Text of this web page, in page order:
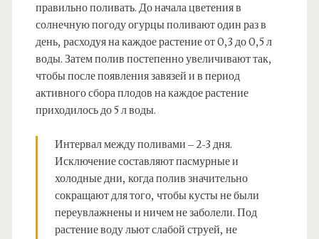
правильно поливать. До начала цветения в
солнечную погоду огурцы поливают один раз в
день, расходуя на каждое растение от 0,3 до 0,5 л
воды. Затем полив постепенно увеличивают так,
чтобы после появления завязей и в период
активного сбора плодов на каждое растение
приходилось до 5 л воды.
Интервал между поливами – 2-3 дня.
Исключение составляют пасмурные и
холодные дни, когда полив значительно
сокращают для того, чтобы кусты не были
переувлажнены и ничем не заболели. Под
растение воду льют слабой струей, не